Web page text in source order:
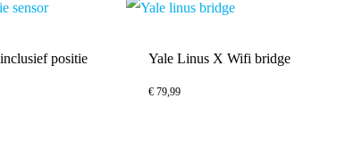
positie
Yale Linus X Wifi bridge
€79,99